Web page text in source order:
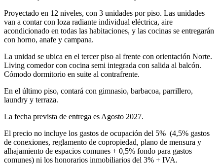
Proyectado en 12 niveles, con 3 unidades por piso. Las unidades
van a contar con loza radiante individual eléctrica, aire
acondicionado en todas las habitaciones, y las cocinas se entregarán
con horno, anafe y campana.
La unidad se ubica en el tercer piso al frente con orientación Norte.
Living comedor con cocina semi integrada con salida al balcón.
Cómodo dormitorio en suite al contrafrente.
En el último piso, contará con gimnasio, barbacoa, parrillero,
laundry y terraza.
La fecha prevista de entrega es Agosto 2027.
El precio no incluye los gastos de ocupación del 5% (4,5% gastos
de conexiones, reglamento de copropiedad, plano de mensura y
alhajamiento de espacios comunes + 0,5% fondo para gastos
comunes) ni los honorarios inmobiliarios del 3% + IVA.